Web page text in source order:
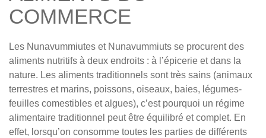
COMMERCE
Les Nunavummiutes et Nunavummiuts se procurent des
aliments nutritifs à deux endroits : à l’épicerie et dans la
nature. Les aliments traditionnels sont très sains (animaux
terrestres et marins, poissons, oiseaux, baies, légumes-
feuilles comestibles et algues), c’est pourquoi un régime
alimentaire traditionnel peut être équilibré et complet. En
effet, lorsqu’on consomme toutes les parties de différents